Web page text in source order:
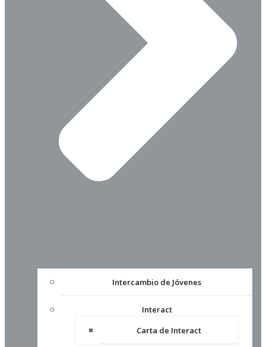
Intercambio de Jóvenes
Interact
Carta de Interact